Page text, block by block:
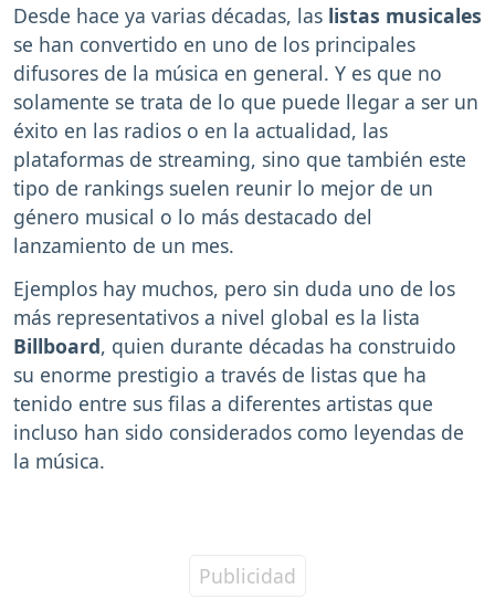
Desde hace ya varias décadas, las listas musicales
se han convertido en uno de los principales
difusores de la música en general. Y es que no
solamente se trata de lo que puede llegar a ser un
éxito en las radios o en la actualidad, las
plataformas de streaming, sino que también este
tipo de rankings suelen reunir lo mejor de un
género musical o lo más destacado del
lanzamiento de un mes.
Ejemplos hay muchos, pero sin duda uno de los
más representativos a nivel global es la lista
Billboard, quien durante décadas ha construido
su enorme prestigio a través de listas que ha
tenido entre sus filas a diferentes artistas que
incluso han sido considerados como leyendas de
la música.